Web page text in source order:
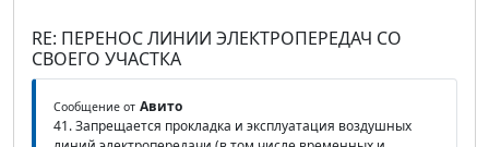
RE: ПЕРЕНОС ЛИНИИ ЭЛЕКТРОПЕРЕДАЧ СО
СВОЕГО УЧАСТКА
Сообщение от Авито
41. Запрещается прокладка и эксплуатация воздушных